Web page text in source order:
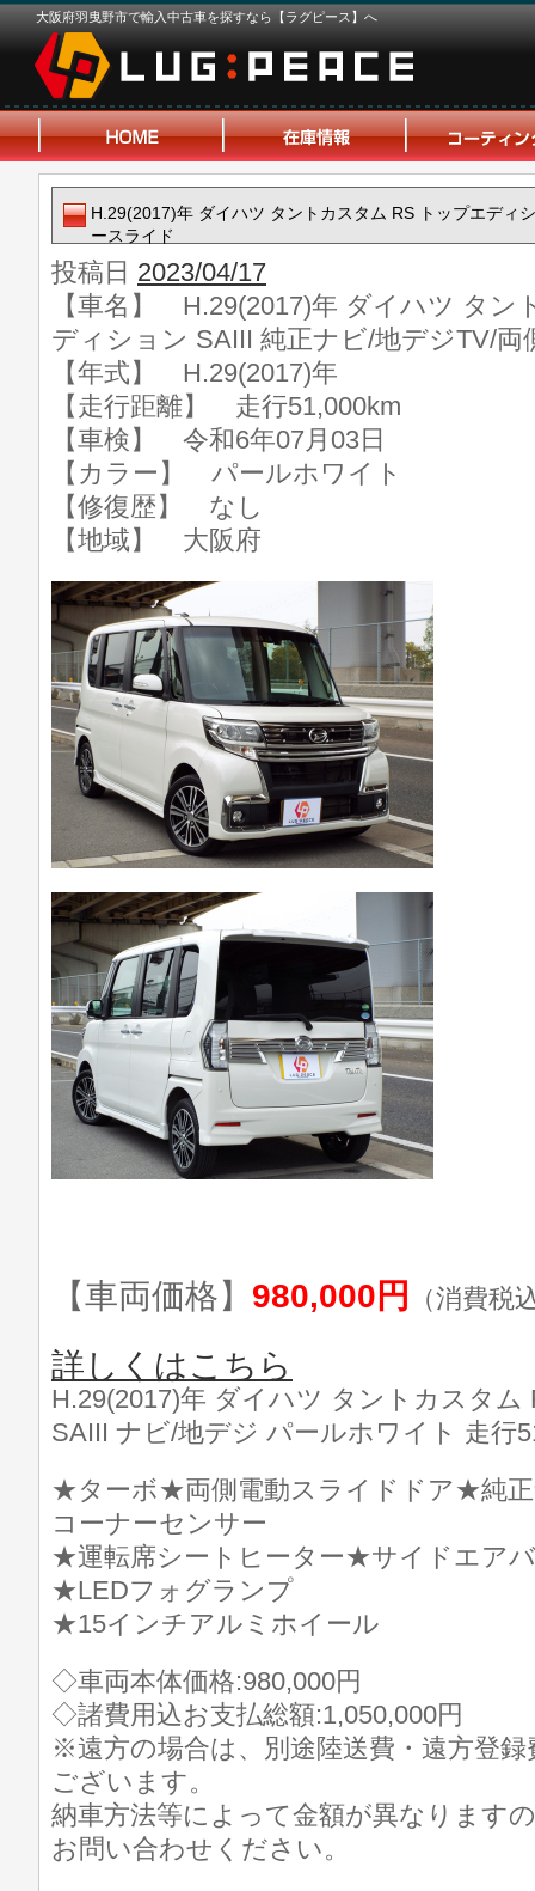
大阪府羽曳野市で輸入中古車を探すなら【ラグピース】へ
H.29(2017)年 ダイハツ タントカスタム RS トップエディ
ースライド
投稿日 2023/04/17
【車名】 H.29(2017)年 ダイハツ タン
ディション SAIII 純正ナビ/地デジTV/
【年式】 H.29(2017)年
【走行距離】 走行51,000km
【車検】 令和6年07月03日
【カラー】 パールホワイト
【修復歴】 なし
【地域】 大阪府
【車両価格】 980,000円 （消費税
詳しくはこちら
H.29(2017)年 ダイハツ タントカスタ
SAIII ナビ/地デジ パールホワイト 走行
★ターボ★両側電動スライドドア★純
コーナーセンサー
★運転席シートヒーター★サイドエア
★LEDフォグランプ
★15インチアルミホイール
◇車両本体価格:980,000円
◇諸費用込お支払総額:1,050,000円
※遠方の場合は、別途陸送費・遠方登
ございます。
納車方法等によって金額が異なります
お問い合わせください。